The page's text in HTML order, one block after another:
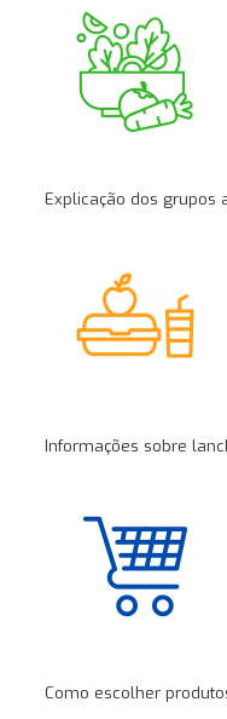
Explicação dos grupos
Informações sobre
Como escolher